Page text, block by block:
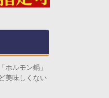
ホルモン鍋」
美味しくない